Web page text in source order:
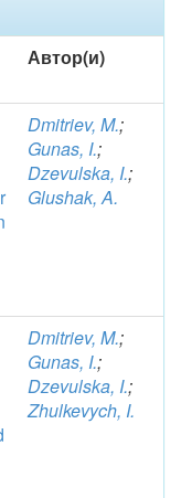
Автор(и)
Dmitriev, M.;
Gunas, I.;
Dzevulska, I.;
Glushak, A.
Dmitriev, M.;
Gunas, I.;
Dzevulska, I.;
Zhulkevych, I.